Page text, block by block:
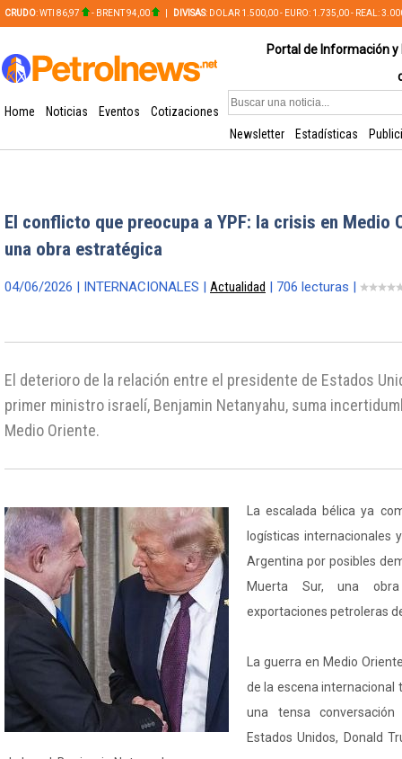
CRUDO: WTI 86,97 - BRENT 94,00 DIVISAS: DOLAR 1.500,00 - EURO: 1.735,00 - REAL:
Portal de Información
Home Noticias Eventos
Cotizaciones
Newsletter
Estadísticas
El conflicto que preocupa a YPF: la crisis en Medio
una obra estratégica
04/06/2026 | INTERNACIONALES | Actualidad | 706 lecturas |
El deterioro de la relación entre el presidente de Estados
primer ministro israelí, Benjamin Netanyahu, suma
Medio Oriente.
La escalada bélica ya
logísticas internacionales
Argentina por posibles
Muerta Sur, una
exportaciones petroleras
La guerra en Medio
de la escena internacional
una tensa
Estados Unidos, Donald